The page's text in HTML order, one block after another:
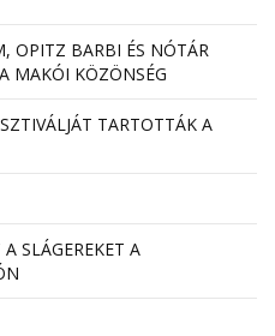
OPITZ BARBI ÉS NÓTÁR
MAKÓI KÖZÖNSÉG
TARTOTTÁK A
SLÁGEREKET A